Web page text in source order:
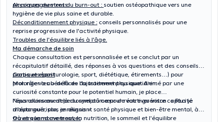
physiques du stress.
Accompagnement du burn-out : soutien ostéopathique vers une
hygiène de vie plus saine et durable.
Déconditionnement physique : conseils personnalisés pour une
reprise progressive de l'activité physique.
Troubles de l'équilibre liés à l'âge.
Ma démarche de soin
Chaque consultation est personnalisée et se conclut par un
récapitulatif détaillé, des réponses à vos questions et des conseils
pratiques (posturologie, sport, diététique, étirements…) pour
prolonger les bénéfices du traitement au quotidien.
Corps et esprit
Mon rôle va au-delà de l'ajustement physique. Animé par une
curiosité constante pour le potentiel humain, je place
l'épanouissement personnel au cœur de votre guérison : « Plus je
m'épanouis, plus je réussis ».
Nous allons au-delà du symptôme pour réactiver votre capacité
d'auto guérison, en alignant santé physique et bien-être mental, à
travers le mouvement, la nutrition, le sommeil et l'équilibre
Où et quand me trouver